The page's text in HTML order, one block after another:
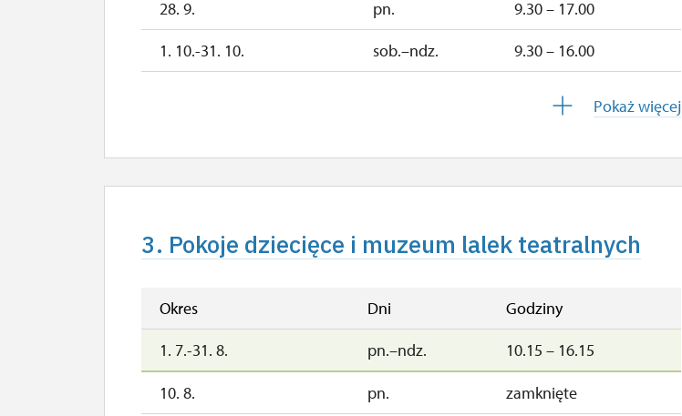
2027
1. 1.-31. 1.
zamknięte
28. 9.
pn.
9.30 – 17.00
1. 10.-31. 10.
sob.–ndz.
9.30 – 16.00
9.30 – 16.00
2027
1. 1.-1. 4.
zamknięte
Pokaż więcej
3. Pokoje dziecięce i muzeum lalek teatralnych
Okres Dni
Godziny
1. 7.-31. 8.
pn.–ndz. 10.15 – 16.15
10. 8. pn.
zamknięte